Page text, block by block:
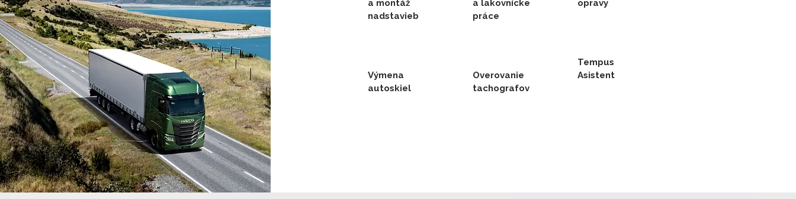
a montáž
nadstavieb
Výmena
autoskiel
a lakovnícke
práce
Overovanie
tachografov
opravy
Tempus
Asistent